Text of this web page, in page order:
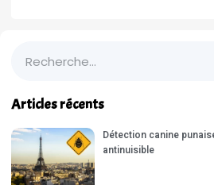
Articles récents
Détection canine
antinuisible